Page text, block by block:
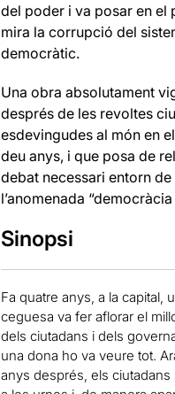
del poder i va posar en el
mira la corrupció del
democràtic.
Una obra absolutament
després de les revoltes
esdevingudes al món en
deu anys, i que posa de
debat necessari entorn de
l’anomenada “democràcia
Sinopsi
Fa quatre anys, a la capital,
ceguesa va fer aflorar el
dels ciutadans i dels
una dona ho va veure tot.
anys després, els ciutadans